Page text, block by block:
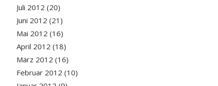
Juli 2012 (20)
Juni 2012 (21)
Mai 2012 (16)
April 2012 (18)
März 2012 (16)
Februar 2012 (10)